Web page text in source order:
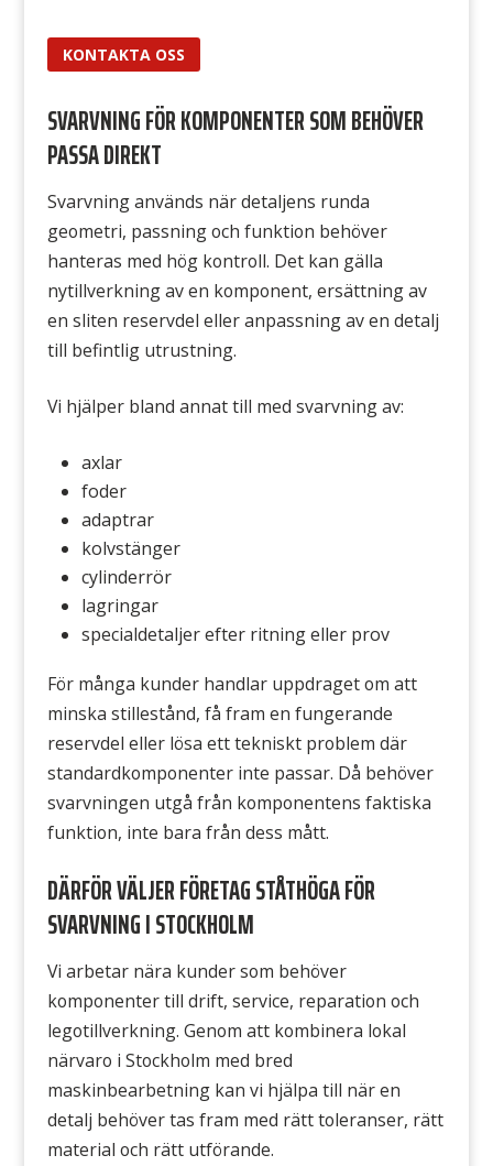
KONTAKTA OSS
SVARVNING FÖR KOMPONENTER SOM BEHÖVER
PASSA DIREKT
Svarvning används när detaljens runda
geometri, passning och funktion behöver
hanteras med hög kontroll. Det kan gälla
nytillverkning av en komponent, ersättning av
en sliten reservdel eller anpassning av en detalj
till befintlig utrustning.
Vi hjälper bland annat till med svarvning av:
axlar
foder
adaptrar
kolvstänger
cylinderrör
lagringar
specialdetaljer efter ritning eller prov
För många kunder handlar uppdraget om att
minska stillestånd, få fram en fungerande
reservdel eller lösa ett tekniskt problem där
standardkomponenter inte passar. Då behöver
svarvningen utgå från komponentens faktiska
funktion, inte bara från dess mått.
DÄRFÖR VÄLJER FÖRETAG STÅTHÖGA FÖR
SVARVNING I STOCKHOLM
Vi arbetar nära kunder som behöver
komponenter till drift, service, reparation och
legotillverkning. Genom att kombinera lokal
närvaro i Stockholm med bred
maskinbearbetning kan vi hjälpa till när en
detalj behöver tas fram med rätt toleranser, rätt
material och rätt utförande.